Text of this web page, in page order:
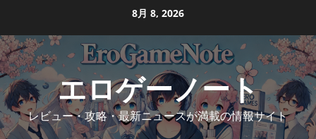
content
8月 8, 2026
エロゲーノート
レビュー・攻略・最新ニュースが満載の情報サイト